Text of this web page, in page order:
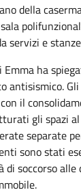
della
servizi e
Emma ha
antisismico.
il
gli spazi
separate
sono stati
soccorso alle